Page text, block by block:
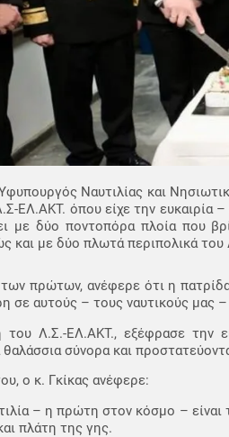
Ναυτιλίας και
ΕΛ.ΑΚΤ. όπου είχε την ευκαιρία
με δύο ποντοπόρα πλοία που
και με δύο πλωτά περιπολικά
πρώτων, ανέφερε ότι η πατρίδα
σε αυτούς – τους ναυτικούς μας
του Λ.Σ.-ΕΛ.ΑΚΤ., εξέφρασε την
σύνορα και
ο κ. Γκίκας ανέφερε:
– η πρώτη στον κόσμο –
πλάτη της γης.